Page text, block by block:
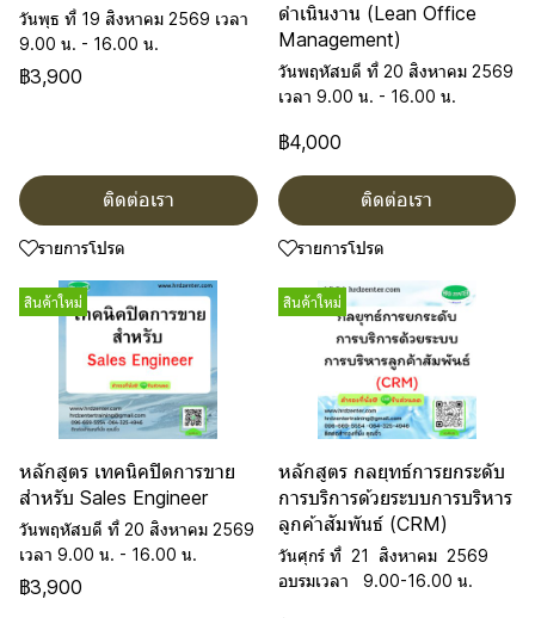
วันพุธ ที่ 19 สิงหาคม 2569 เวลา
9.00 น. - 16.00 น.
฿3,900
ติดต่อเรา
รายการโปรด
ดำเนินงาน (Lean Office
Management)
วันพฤหัสบดี ที่ 20 สิงหาคม 2569
เวลา 9.00 น. - 16.00 น.
฿4,000
ติดต่อเรา
รายการโปรด
สินค้าใหม่
หลักสูตร เทคนิคปิดการขาย
สำหรับ Sales Engineer
วันพฤหัสบดี ที่ 20 สิงหาคม 2569
เวลา 9.00 น. - 16.00 น.
฿3,900
สินค้าใหม่
หลักสูตร กลยุทธ์การยกระดับ
การบริการด้วยระบบการบริหาร
ลูกค้าสัมพันธ์ (CRM)
วันศุกร์ ที่ 21 สิงหาคม 2569
อบรมเวลา 9.00-16.00 น.